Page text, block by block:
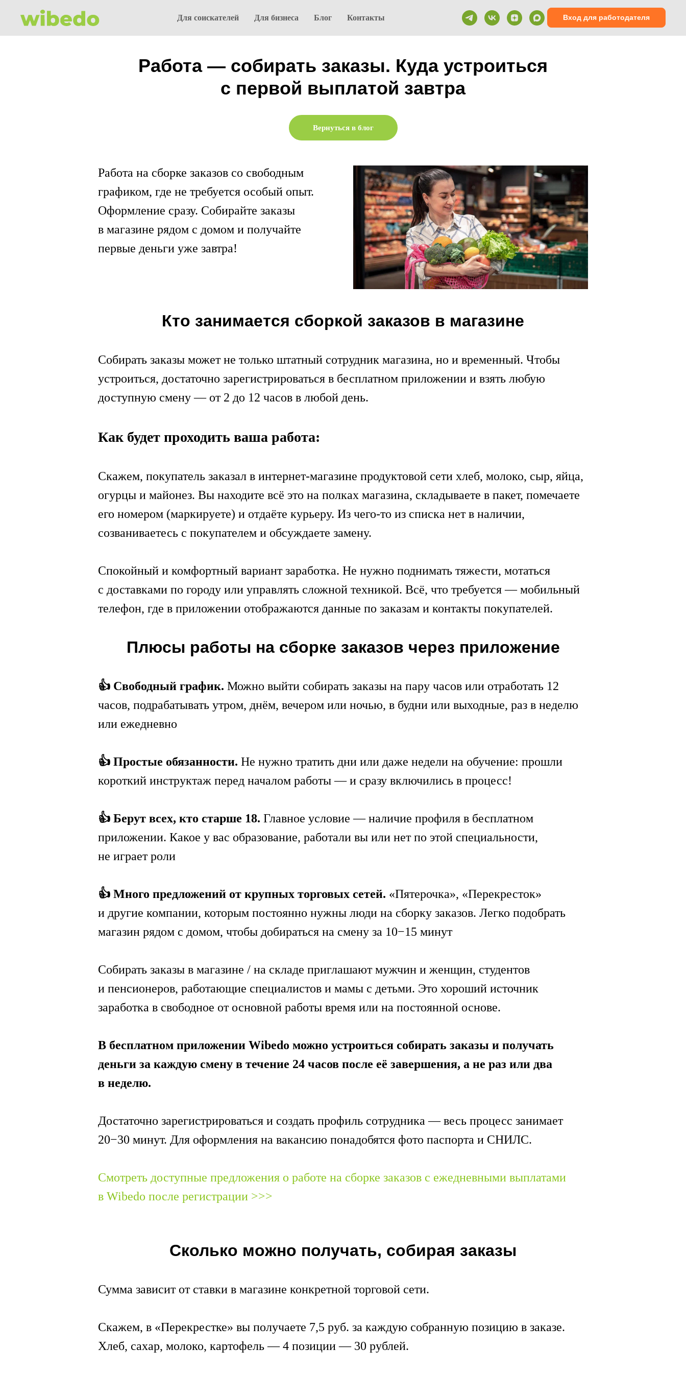
Для соискателей Для бизнеса Блог Контакты Вход для работодателя
Работа — собирать заказы. Куда устроиться
с первой выплатой завтра
Вернуться в блог
Работа на сборке заказов со свободным
графиком, где не требуется особый опыт.
Оформление сразу. Собирайте заказы
в магазине рядом с домом и получайте
первые деньги уже завтра!
Кто занимается сборкой заказов в магазине
Собирать заказы может не только штатный сотрудник магазина, но и временный. Чтобы
устроиться, достаточно зарегистрироваться в бесплатном приложении и взять любую
доступную смену — от 2 до 12 часов в любой день.
Как будет проходить ваша работа:
Скажем, покупатель заказал в интернет-магазине продуктовой сети хлеб, молоко, сыр, яйца,
огурцы и майонез. Вы находите всё это на полках магазина, складываете в пакет, помечаете
его номером (маркируете) и отдаёте курьеру. Из чего-то из списка нет в наличии,
созваниваетесь с покупателем и обсуждаете замену.
Спокойный и комфортный вариант заработка. Не нужно поднимать тяжести, мотаться
с доставками по городу или управлять сложной техникой. Всё, что требуется — мобильный
телефон, где в приложении отображаются данные по заказам и контакты покупателей.
Плюсы работы на сборке заказов через приложение
👍 Свободный график. Можно выйти собирать заказы на пару часов или отработать 12
часов, подрабатывать утром, днём, вечером или ночью, в будни или выходные, раз в неделю
или ежедневно
👍 Простые обязанности. Не нужно тратить дни или даже недели на обучение: прошли
короткий инструктаж перед началом работы — и сразу включились в процесс!
👍 Берут всех, кто старше 18. Главное условие — наличие профиля в бесплатном
приложении. Какое у вас образование, работали вы или нет по этой специальности,
не играет роли
👍 Много предложений от крупных торговых сетей. «Пятерочка», «Перекресток»
и другие компании, которым постоянно нужны люди на сборку заказов. Легко подобрать
магазин рядом с домом, чтобы добираться на смену за 10−15 минут
Собирать заказы в магазине / на складе приглашают мужчин и женщин, студентов
и пенсионеров, работающие специалистов и мамы с детьми. Это хороший источник
заработка в свободное от основной работы время или на постоянной основе.
В бесплатном приложении Wibedo можно устроиться собирать заказы и получать
деньги за каждую смену в течение 24 часов после её завершения, а не раз или два
в неделю.
Достаточно зарегистрироваться и создать профиль сотрудника — весь процесс занимает
20−30 минут. Для оформления на вакансию понадобятся фото паспорта и СНИЛС.
Смотреть доступные предложения о работе на сборке заказов с ежедневными выплатами
в Wibedo после регистрации >>>
Сколько можно получать, собирая заказы
Сумма зависит от ставки в магазине конкретной торговой сети.
Скажем, в «Перекрестке» вы получаете 7,5 руб. за каждую собранную позицию в заказе.
Хлеб, сахар, молоко, картофель — 4 позиции — 30 рублей.